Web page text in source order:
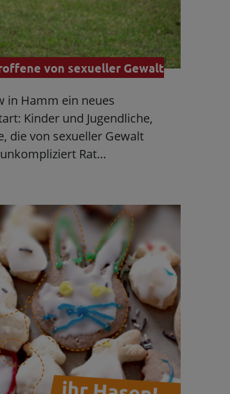
von sexueller Gewalt
in Hamm ein neues
Kinder und Jugendliche,
die von sexueller Gewalt
Rat…